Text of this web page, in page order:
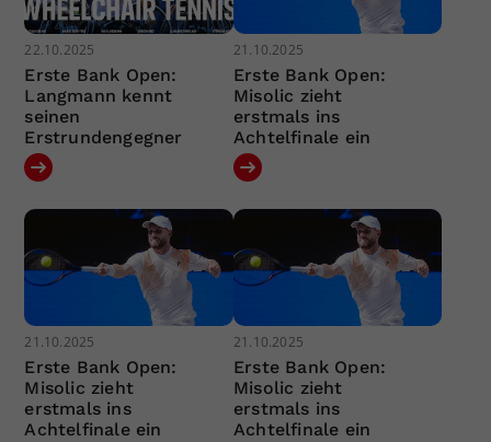
22.10.2025
Erste Bank Open:
Langmann kennt
seinen
Erstrundengegner
21.10.2025
Erste Bank Open:
Misolic zieht
erstmals ins
Achtelfinale ein
21.10.2025
Erste Bank Open:
Misolic zieht
erstmals ins
Achtelfinale ein
21.10.2025
Erste Bank Open:
Misolic zieht
erstmals ins
Achtelfinale ein